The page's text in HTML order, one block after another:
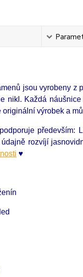
jsou vyrobeny z
nikl. Každá
výrobek a
především:
rozvíjí
♥